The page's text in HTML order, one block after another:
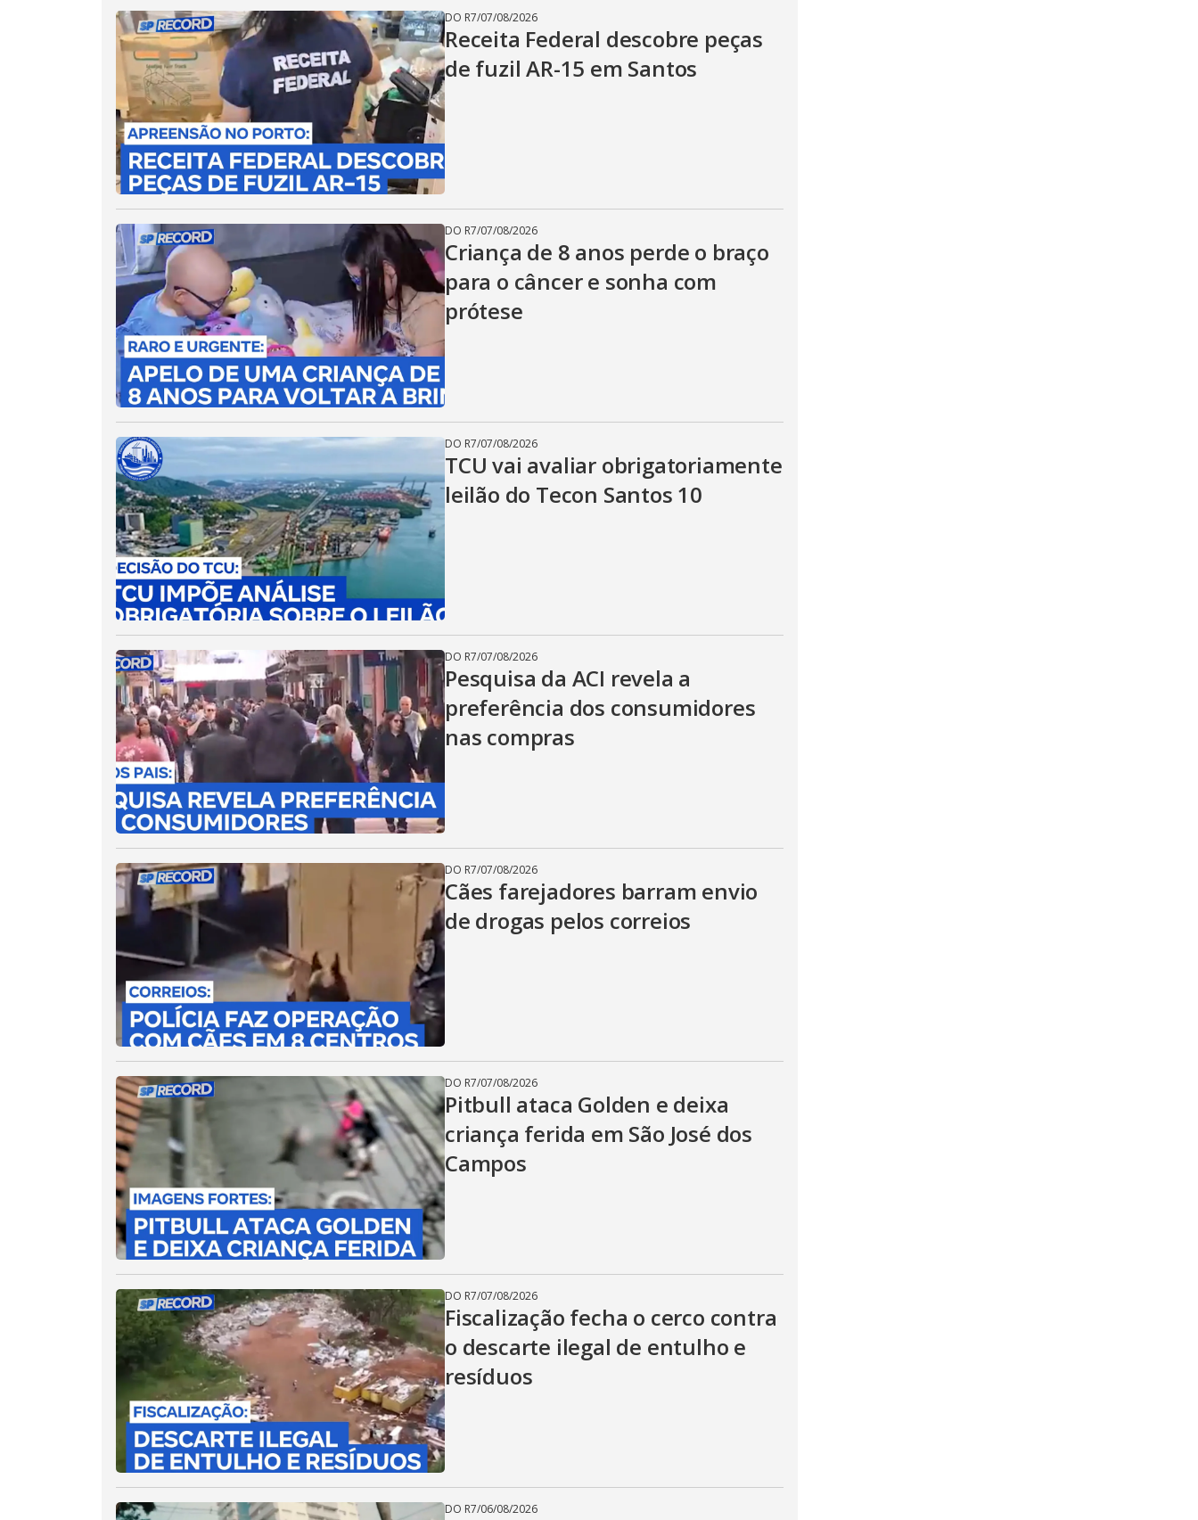
DO R7/07/08/2026
Receita Federal descobre peças
de fuzil AR-15 em Santos
DO R7/07/08/2026
Criança de 8 anos perde o braço
para o câncer e sonha com
prótese
DO R7/07/08/2026
TCU vai avaliar obrigatoriamente
leilão do Tecon Santos 10
DO R7/07/08/2026
Pesquisa da ACI revela a
preferência dos consumidores
nas compras
DO R7/07/08/2026
Cães farejadores barram envio
de drogas pelos correios
DO R7/07/08/2026
Pitbull ataca Golden e deixa
criança ferida em São José dos
Campos
DO R7/07/08/2026
Fiscalização fecha o cerco contra
o descarte ilegal de entulho e
resíduos
DO R7/06/08/2026